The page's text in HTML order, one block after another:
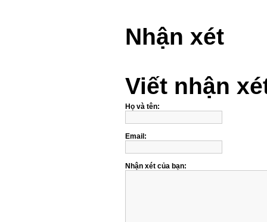
Nhận xét
Viết nhận
Họ và tên:
Email:
Nhận xét của bạn: